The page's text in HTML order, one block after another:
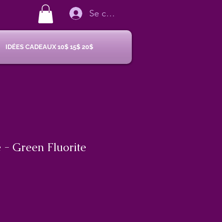
Se connecter
IDÉES CADEAUX 10$ 15$ 20$
- Green Fluorite